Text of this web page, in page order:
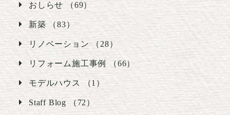
おしらせ （69）
新築 （83）
リノベーション （28）
リフォーム施工事例 （66）
モデルハウス （1）
Staff Blog （72）